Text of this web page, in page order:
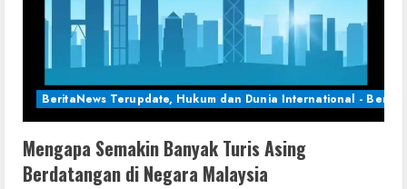
BeritaNews Terupdate, Hukum dan Dunia International - Berita
Mengapa Semakin Banyak Turis Asing
Berdatangan di Negara Malaysia